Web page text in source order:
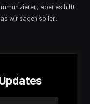
aber es hilft
wir sagen sollen.